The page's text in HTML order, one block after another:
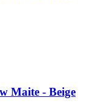
Maite - Beige